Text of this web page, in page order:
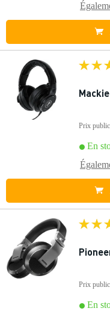
Prix public
En
Prix public
En